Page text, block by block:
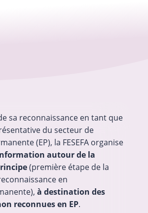
sa reconnaissance en tant que
du secteur de
(EP), la FESEFA organise
autour de la
(première étape de la
en
à destination des
reconnues en EP.